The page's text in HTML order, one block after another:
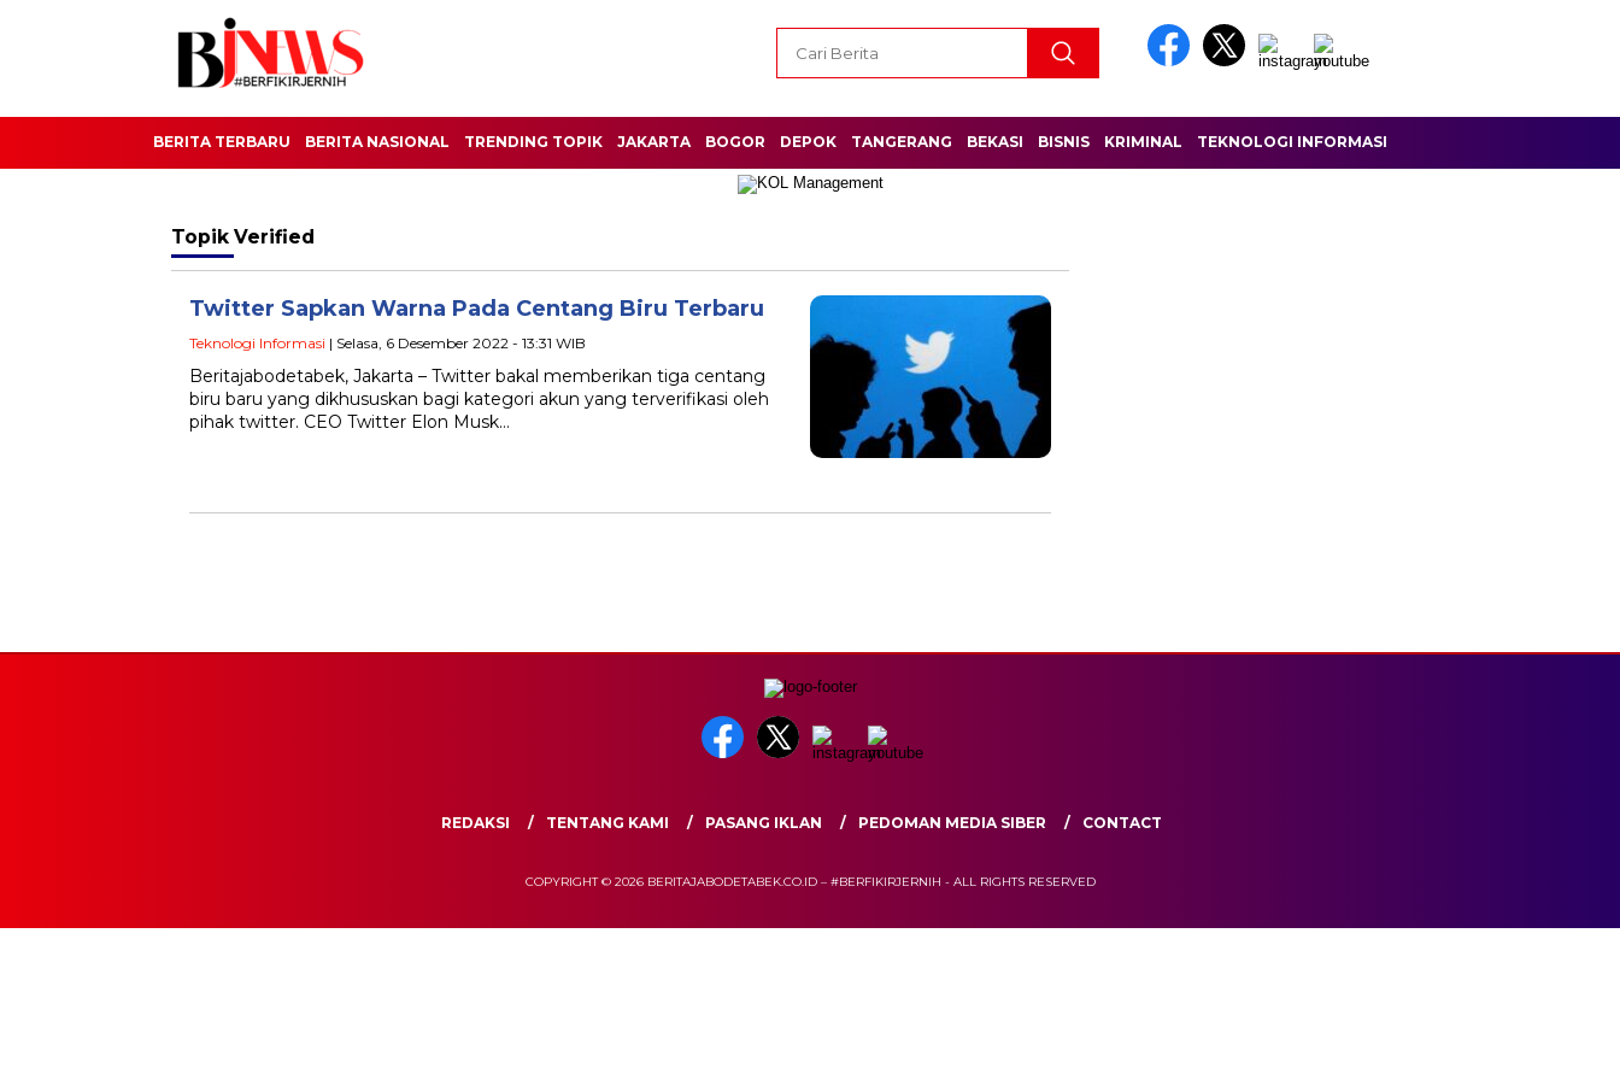
BERITA TERBARU BERITA NASIONAL TRENDING TOPIK JAKARTA BOGOR DEPOK TANGERANG BEKASI BISNIS KRIMINAL TEKNOLOGI INFORMASI
Topik Verified
Twitter Sapkan Warna Pada Centang Biru Terbaru
Teknologi Informasi | Selasa, 6 Desember 2022 - 13:31 WIB
Beritajabodetabek, Jakarta – Twitter bakal memberikan tiga centang
biru baru yang dikhususkan bagi kategori akun yang terverifikasi oleh
pihak twitter. CEO Twitter Elon Musk…
REDAKSI TENTANG KAMI PASANG IKLAN PEDOMAN MEDIA SIBER CONTACT
COPYRIGHT © 2026 BERITAJABODETABEK.CO.ID – #BERFIKIRJERNIH - ALL RIGHTS RESERVED